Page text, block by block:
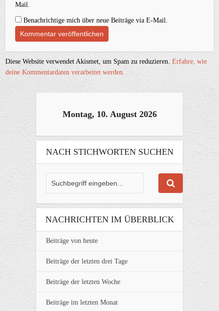
Mail.
Benachrichtige mich über neue Beiträge via E-Mail.
Diese Website verwendet Akismet, um Spam zu reduzieren.Erfahre, wie
deine Kommentardaten verarbeitet werden.
Montag, 10. August 2026
NACH STICHWORTEN SUCHEN
NACHRICHTEN IM ÜBERBLICK
Beiträge von heute
Beiträge der letzten drei Tage
Beiträge der letzten Woche
Beiträge im letzten Monat